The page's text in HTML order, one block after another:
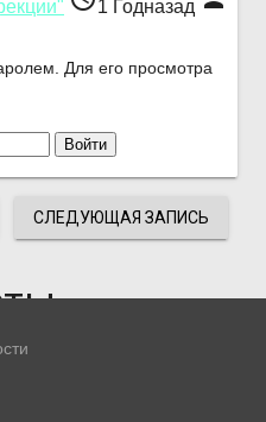
1 Годназад
Для его просмотра
СЛЕДУЮЩАЯ ЗАПИСЬ